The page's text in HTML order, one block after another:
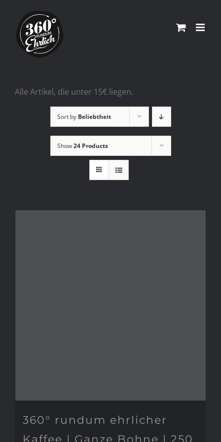
content
Alle Artikel, die unter 15€ liegen.
Sort by Beliebtheit
Show24 Products
360° rundum ehrlicher